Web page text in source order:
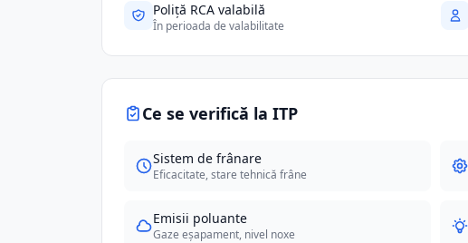
Poliță RCA valabilă
În perioada de valabilitate
Ce se verifică la ITP
Sistem de frânare
Eficacitate, stare tehnică frâne
Emisii poluante
Gaze eșapament, nivel noxe